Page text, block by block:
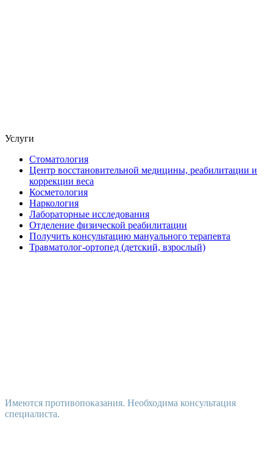
Услуги
Стоматология
Центр восстановительной медицины, реабилитации и
коррекции веса
Косметология
Наркология
Лабораторные исследования
Отделение физической реабилитации
Получить консультацию мануального терапевта
Травматолог-ортопед (детский, взрослый)
Имеются противопоказания. Необходима консультация
специалиста.